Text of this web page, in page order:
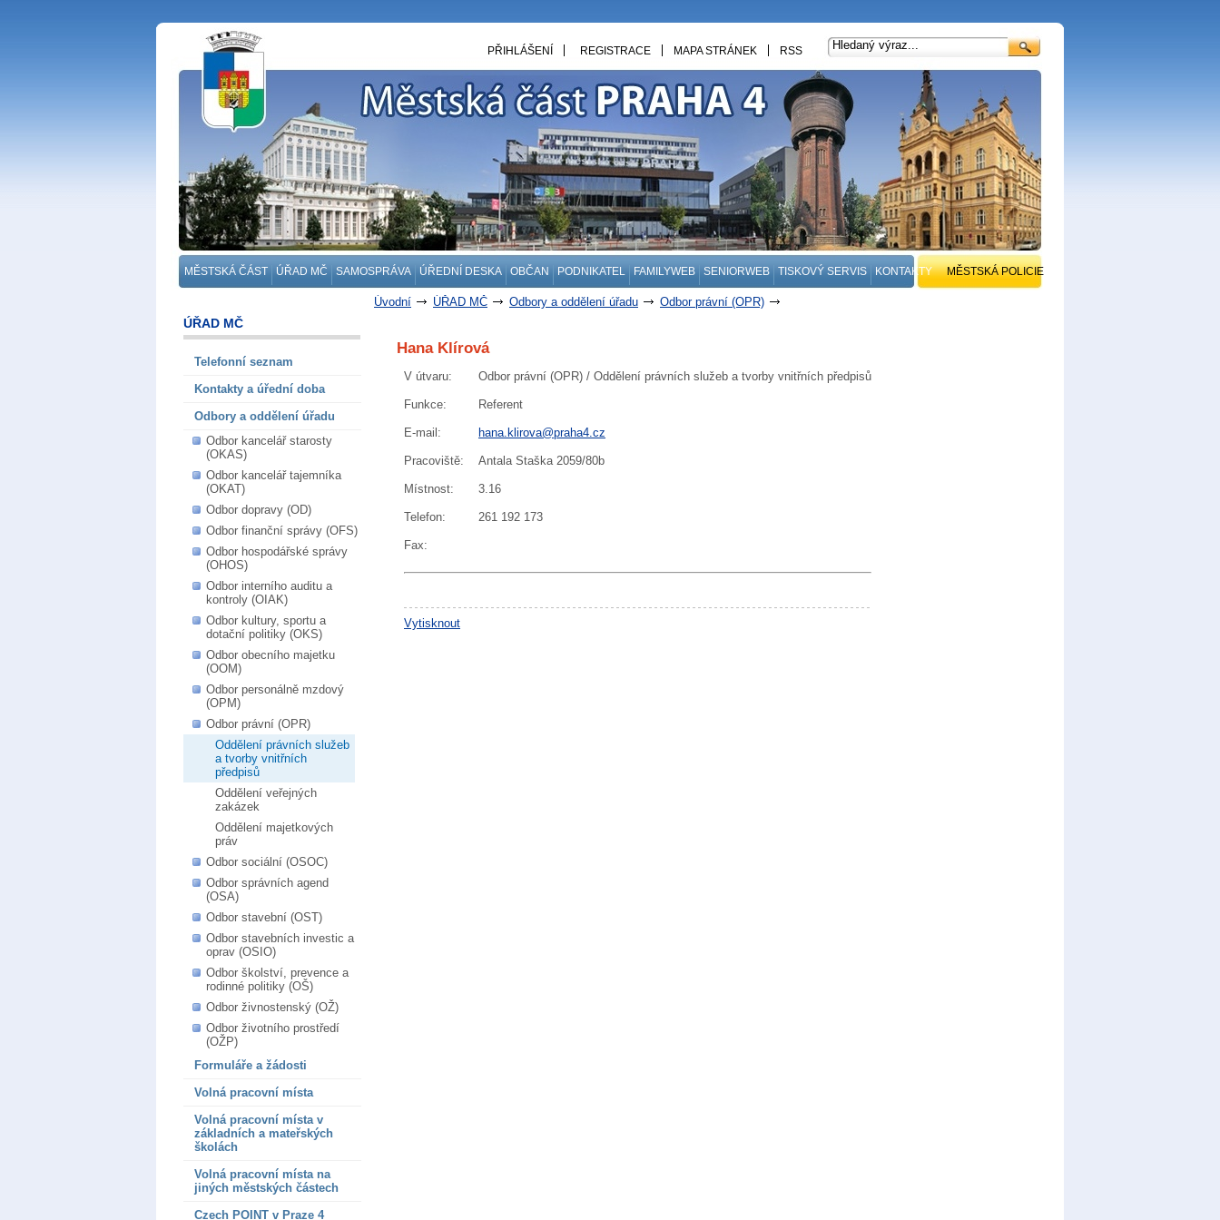
MĚSTSKÁ ČÁST ÚŘAD MČ SAMOSPRÁVA ÚŘEDNÍ DESKA OBČAN PODNIKATEL FAMILYWEB SENIORWEB TISKOVÝ SERVIS KONTAKTY MĚSTSKÁ POLICIE
PŘIHLÁŠENÍ REGISTRACE MAPA STRÁNEK RSS
Úvodní ÚŘAD MČ Odbory a oddělení úřadu
Odbor právní (OPR)
ÚŘAD MČ
Telefonní seznam
Kontakty a úřední doba
Odbory a oddělení úřadu
Odbor kancelář starosty
(OKAS)
Odbor kancelář tajemníka
(OKAT)
Odbor dopravy (OD)
Odbor finanční správy (OFS)
Odbor hospodářské správy
(OHOS)
Odbor interního auditu a
kontroly (OIAK)
Odbor kultury, sportu a
dotační politiky (OKS)
Odbor obecního majetku
(OOM)
Odbor personálně mzdový
(OPM)
Odbor právní (OPR)
Oddělení právních služeb
a tvorby vnitřních
předpisů
Oddělení veřejných
zakázek
Oddělení majetkových
práv
Odbor sociální (OSOC)
Odbor správních agend
(OSA)
Odbor stavební (OST)
Odbor stavebních investic a
oprav (OSIO)
Odbor školství, prevence a
rodinné politiky (OŠ)
Odbor živnostenský (OŽ)
Odbor životního prostředí
(OŽP)
Formuláře a žádosti
Volná pracovní místa
Volná pracovní místa v
základních a mateřských
školách
Volná pracovní místa na
jiných městských částech
Czech POINT v Praze 4
Hana Klírová
V útvaru: Odbor právní (OPR) / Oddělení právních služeb a tvorby vnitřních předpisů
Funkce: Referent
E-mail: hana.klirova@praha4.cz
Pracoviště: Antala Staška 2059/80b
Místnost: 3.16
Telefon: 261 192 173
Fax:
Vytisknout